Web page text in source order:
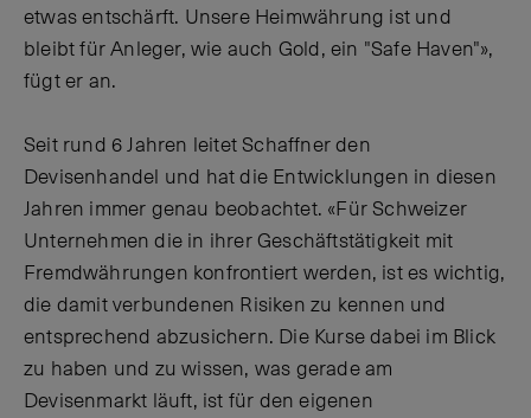
etwas entschärft. Unsere Heimwährung ist und
bleibt für Anleger, wie auch Gold, ein "Safe Haven"»,
fügt er an.
Seit rund 6 Jahren leitet Schaffner den
Devisenhandel und hat die Entwicklungen in diesen
Jahren immer genau beobachtet. «Für Schweizer
Unternehmen die in ihrer Geschäftstätigkeit mit
Fremdwährungen konfrontiert werden, ist es wichtig,
die damit verbundenen Risiken zu kennen und
entsprechend abzusichern. Die Kurse dabei im Blick
zu haben und zu wissen, was gerade am
Devisenmarkt läuft, ist für den eigenen